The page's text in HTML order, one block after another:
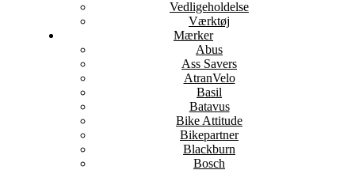
Vedligeholdelse
Værktøj
Mærker
Abus
Ass Savers
AtranVelo
Basil
Batavus
Bike Attitude
Bikepartner
Blackburn
Bosch